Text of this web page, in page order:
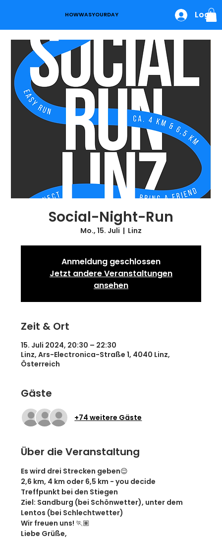
HOWWASYOURDAY Login
Social-Night-Run
Mo., 15. Juli
  |
Linz
Anmeldung geschlossen
Jetzt andere Veranstaltungen
ansehen
Zeit & Ort
15. Juli 2024, 20:30 – 22:30
Linz, Ars-Electronica-Straße 1, 4040 Linz,
Österreich
Gäste
+74 weitere Gäste
Über die Veranstaltung
Es wird drei Strecken geben😌
2,6 km, 4 km oder 6,5 km - you decide
Treffpunkt bei den Stiegen
Ziel: Sandburg (bei Schönwetter), unter dem
Lentos (bei Schlechtwetter)
Wir freuen uns! 🏃🏽
Liebe Grüße,